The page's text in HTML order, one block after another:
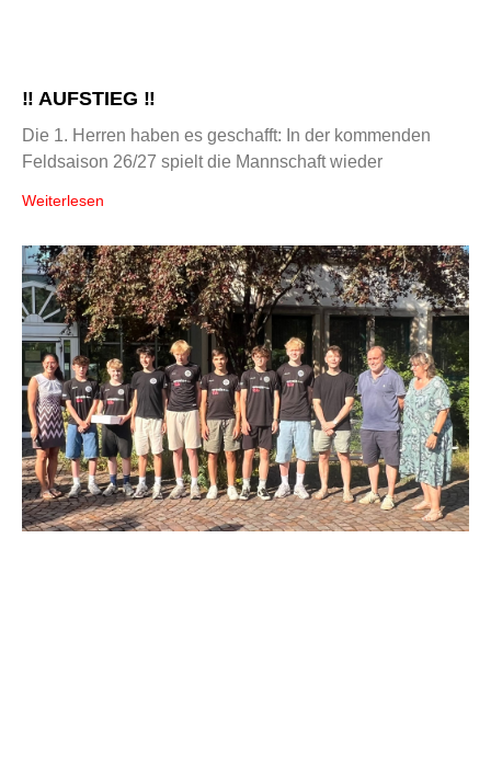
‼️ AUFSTIEG ‼️
Die 1. Herren haben es geschafft: In der kommenden
Feldsaison 26/27 spielt die Mannschaft wieder
Weiterlesen